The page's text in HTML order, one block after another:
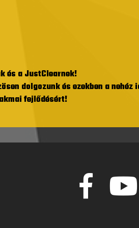
és a JustClearnek!
dolgozunk és ezekben a nehéz
fejlődésért!